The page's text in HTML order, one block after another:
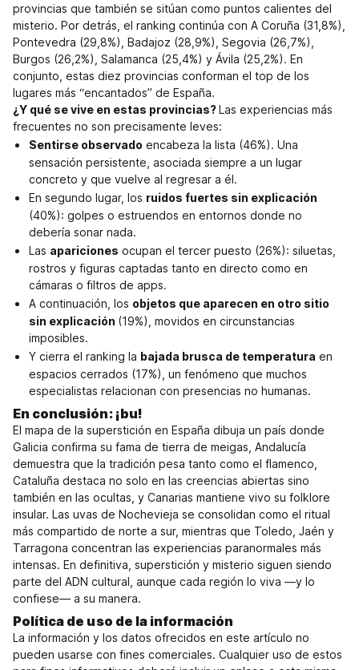
provincias que también se sitúan como puntos calientes del
misterio. Por detrás, el ranking continúa con A Coruña (31,8%),
Pontevedra (29,8%), Badajoz (28,9%), Segovia (26,7%),
Burgos (26,2%), Salamanca (25,4%) y Ávila (25,2%). En
conjunto, estas diez provincias conforman el top de los
lugares más “encantados” de España.
¿Y qué se vive en estas provincias? Las experiencias más
frecuentes no son precisamente leves:
Sentirse observado encabeza la lista (46%). Una
sensación persistente, asociada siempre a un lugar
concreto y que vuelve al regresar a él.
En segundo lugar, los ruidos fuertes sin explicación
(40%): golpes o estruendos en entornos donde no
debería sonar nada.
Las apariciones ocupan el tercer puesto (26%): siluetas,
rostros y figuras captadas tanto en directo como en
cámaras o filtros de apps.
A continuación, los objetos que aparecen en otro sitio
sin explicación (19%), movidos en circunstancias
imposibles.
Y cierra el ranking la bajada brusca de temperatura en
espacios cerrados (17%), un fenómeno que muchos
especialistas relacionan con presencias no humanas.
En conclusión: ¡bu!
El mapa de la superstición en España dibuja un país donde
Galicia confirma su fama de tierra de meigas, Andalucía
demuestra que la tradición pesa tanto como el flamenco,
Cataluña destaca no solo en las creencias abiertas sino
también en las ocultas, y Canarias mantiene vivo su folklore
insular. Las uvas de Nochevieja se consolidan como el ritual
más compartido de norte a sur, mientras que Toledo, Jaén y
Tarragona concentran las experiencias paranormales más
intensas. En definitiva, superstición y misterio siguen siendo
parte del ADN cultural, aunque cada región lo viva —y lo
confiese— a su manera.
Política de uso de la información
La información y los datos ofrecidos en este artículo no
pueden usarse con fines comerciales. Cualquier uso de estos